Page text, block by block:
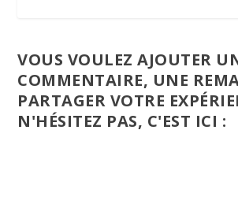
VOUS VOULEZ AJOUTER
COMMENTAIRE, UNE
PARTAGER VOTRE
N'HÉSITEZ PAS, C'EST ICI :